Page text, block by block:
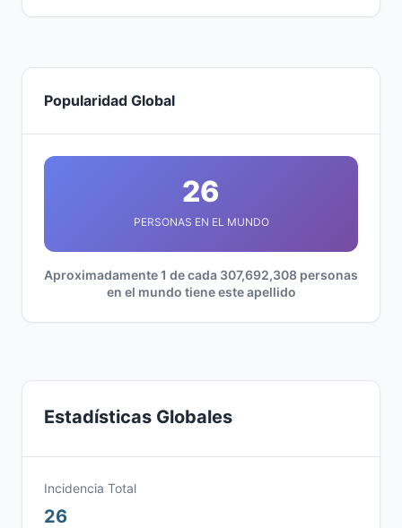
Popularidad Global
26
PERSONAS EN EL MUNDO
Aproximadamente 1 de cada 307,692,308 personas
en el mundo tiene este apellido
Estadísticas Globales
Incidencia Total
26